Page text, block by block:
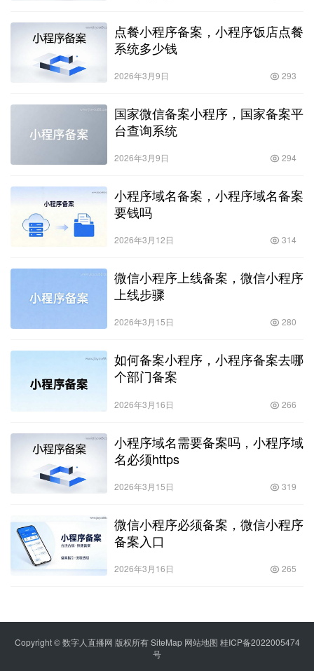
点餐小程序备案，小程序饭店点餐
系统多少钱
2026年3月9日 293
国家微信备案小程序，国家备案平
台查询系统
2026年3月9日 294
小程序域名备案，小程序域名备案
要钱吗
2026年3月12日 314
微信小程序上线备案，微信小程序
上线步骤
2026年3月15日 280
如何备案小程序，小程序备案去哪
个部门备案
2026年3月16日 266
小程序域名需要备案吗，小程序域
名必须https
2026年3月15日 319
微信小程序必须备案，微信小程序
备案入口
2026年3月16日 265
Copyright © 数字人直播网 版权所有SiteMap 网站地图 桂ICP备2022005474
号